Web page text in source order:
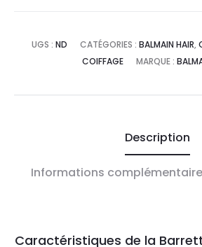
UGS : ND CATÉGORIES : BALMAIN HAIR,
COIFFAGE
MARQUE :
Description
Informations
Caractéristiques de la